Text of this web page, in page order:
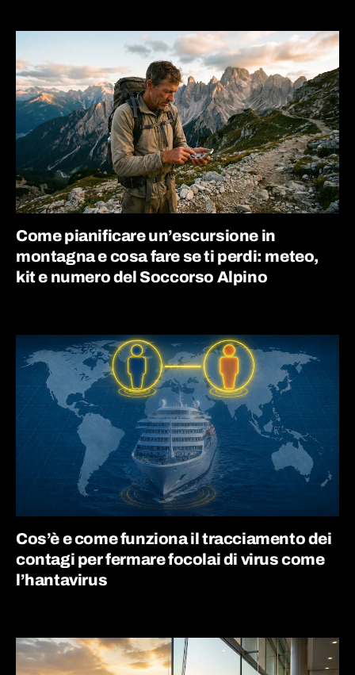
Come pianificare un’escursione in
montagna e cosa fare se ti perdi: meteo,
kit e numero del Soccorso Alpino
Cos’è e come funziona il tracciamento dei
contagi per fermare focolai di virus come
l’hantavirus